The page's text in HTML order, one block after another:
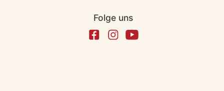
Folge uns